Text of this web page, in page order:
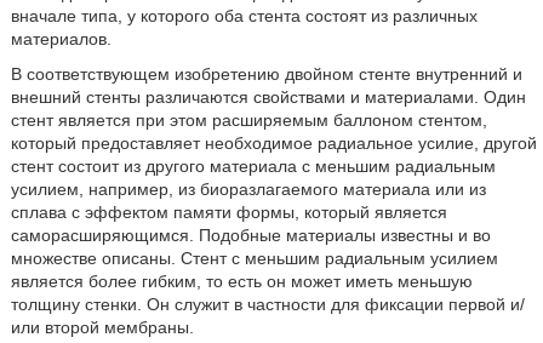
вначале типа, у которого оба стента состоят из различных
материалов.
В соответствующем изобретению двойном стенте внутренний и
внешний стенты различаются свойствами и материалами. Один
стент является при этом расширяемым баллоном стентом,
который предоставляет необходимое радиальное усилие, другой
стент состоит из другого материала с меньшим радиальным
усилием, например, из биоразлагаемого материала или из
сплава с эффектом памяти формы, который является
саморасширяющимся. Подобные материалы известны и во
множестве описаны. Стент с меньшим радиальным усилием
является более гибким, то есть он может иметь меньшую
толщину стенки. Он служит в частности для фиксации первой и/
или второй мембраны.